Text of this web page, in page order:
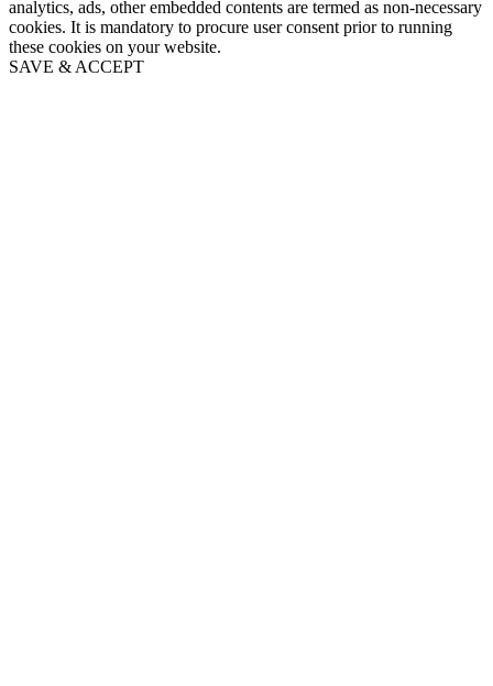
analytics, ads, other embedded contents are termed as non-necessary
cookies. It is mandatory to procure user consent prior to running
these cookies on your website.
SAVE & ACCEPT